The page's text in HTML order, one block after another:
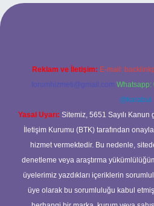
elexbetgiris.org
Reklam ve İletişim: E-mail:
forumhizmeti@gmail.com Whatsapp:
@karabul
Yasal Uyarı: Sitemiz, 5651 Sayılı
İletişim Kurumu (BTK) tarafından
hizmet vermektedir. Bu nedenle,
denetleme veya araştırma
üyelerimiz yazdıkları içeriklerin
üye olarak bu sorumluluğu kabul